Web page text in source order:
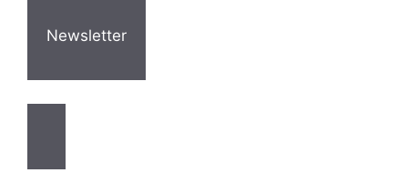
Newsletter